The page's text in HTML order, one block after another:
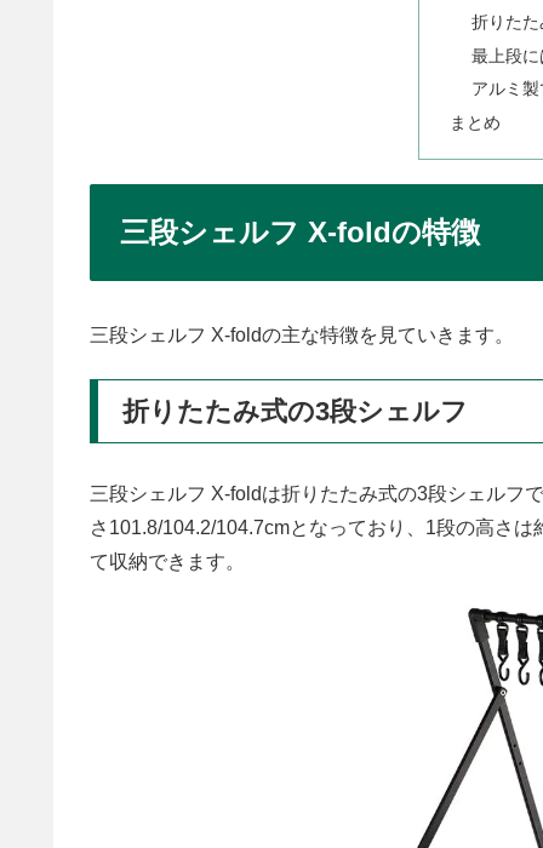
折りた
最上段
アルミ
まとめ
三段シェルフ X-foldの特徴
三段シェルフ X-foldの主な特徴を見ていきます。
折りたたみ式の3段シェルフ
三段シェルフ X-foldは折りたたみ式の3段シェルフ
さ101.8/104.2/104.7cmとなっており、1段の高さ
て収納できます。